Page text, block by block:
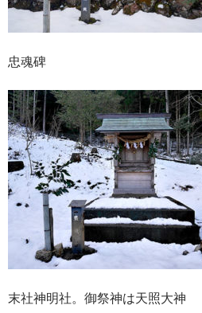
忠魂碑
末社神明社。御祭神は天照大神